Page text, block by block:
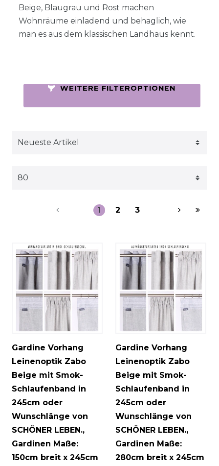
Beige, Blaugrau und Rost machen
Wohnräume einladend und behaglich, wie
man es aus dem klassischen Landhaus kennt.
WEITERE FILTEROPTIONEN
1 2 3
Gardine Vorhang
Leinenoptik Zabo
Beige mit Smok-
Schlaufenband in
245cm oder
Wunschlänge von
SCHÖNER LEBEN.,
Gardinen Maße:
150cm breit x 245cm
Gardine Vorhang
Leinenoptik Zabo
Beige mit Smok-
Schlaufenband in
245cm oder
Wunschlänge von
SCHÖNER LEBEN.,
Gardinen Maße:
280cm breit x 245cm